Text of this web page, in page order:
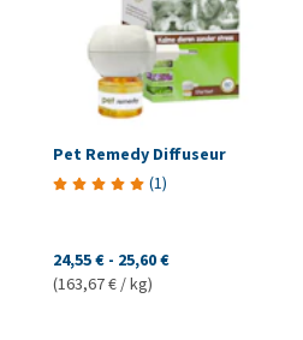
Pet Remedy Diffuseur
(1)
24,55 € - 25,60 €
(163,67 € / kg)